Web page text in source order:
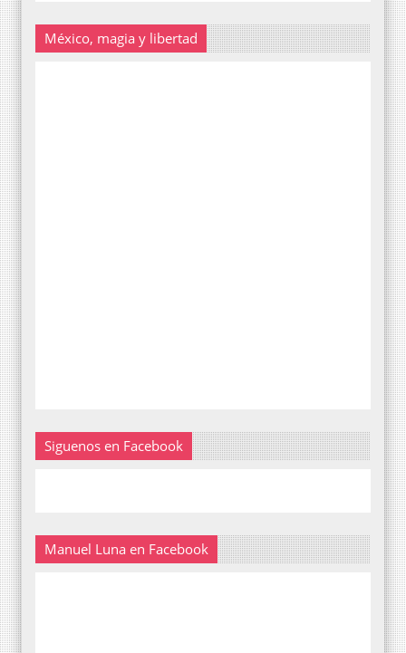
México, magia y libertad
Siguenos en Facebook
Manuel Luna en Facebook